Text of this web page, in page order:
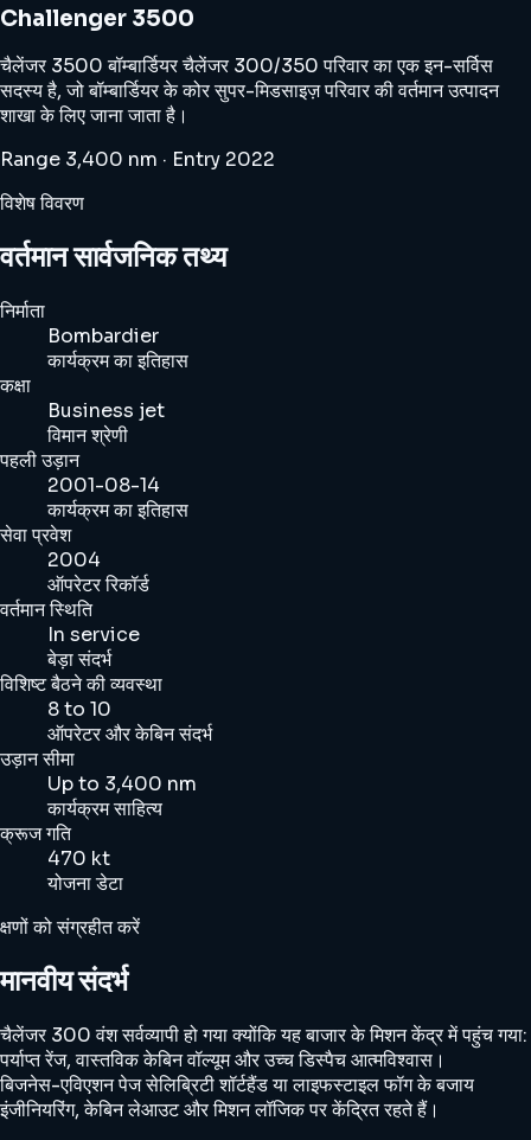
Challenger 3500
चैलेंजर 3500 बॉम्बार्डियर चैलेंजर 300/350 परिवार का एक इन-सर्विस
सदस्य है, जो बॉम्बार्डियर के कोर सुपर-मिडसाइज़ परिवार की वर्तमान उत्पादन
शाखा के लिए जाना जाता है।
Range 3,400 nm · Entry 2022
विशेष विवरण
वर्तमान सार्वजनिक तथ्य
निर्माता
Bombardier
कार्यक्रम का इतिहास
कक्षा
Business jet
विमान श्रेणी
पहली उड़ान
2001-08-14
कार्यक्रम का इतिहास
सेवा प्रवेश
2004
ऑपरेटर रिकॉर्ड
वर्तमान स्थिति
In service
बेड़ा संदर्भ
विशिष्ट बैठने की व्यवस्था
8 to 10
ऑपरेटर और केबिन संदर्भ
उड़ान सीमा
Up to 3,400 nm
कार्यक्रम साहित्य
क्रूज गति
470 kt
योजना डेटा
क्षणों को संग्रहीत करें
मानवीय संदर्भ
चैलेंजर 300 वंश सर्वव्यापी हो गया क्योंकि यह बाजार के मिशन केंद्र में पहुंच गया:
पर्याप्त रेंज, वास्तविक केबिन वॉल्यूम और उच्च डिस्पैच आत्मविश्वास।
बिजनेस-एविएशन पेज सेलिब्रिटी शॉर्टहैंड या लाइफस्टाइल फॉग के बजाय
इंजीनियरिंग, केबिन लेआउट और मिशन लॉजिक पर केंद्रित रहते हैं।